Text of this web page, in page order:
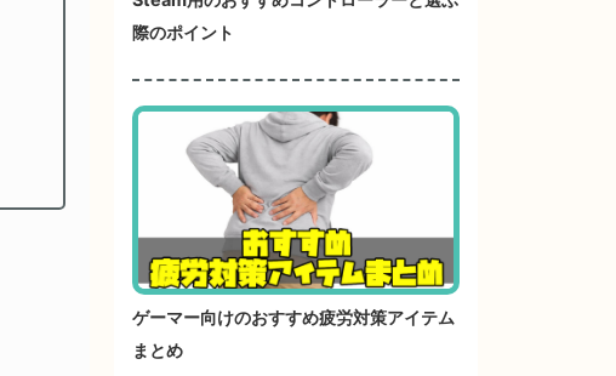
際のポイント
ゲーマー向けのおすすめ疲労対策アイテム
まとめ